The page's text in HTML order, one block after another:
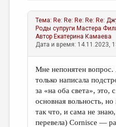
Тема: Re: Re: Re: Re: Re:
Роды супруги Мастера
Автор Екатерина Камаева
Дата и время: 14.11.2023,
Мне непонятен вопрос.
только написала
за «на оба света», это,
основная вольность,
так что, и сама не
перевела) Cornisce —